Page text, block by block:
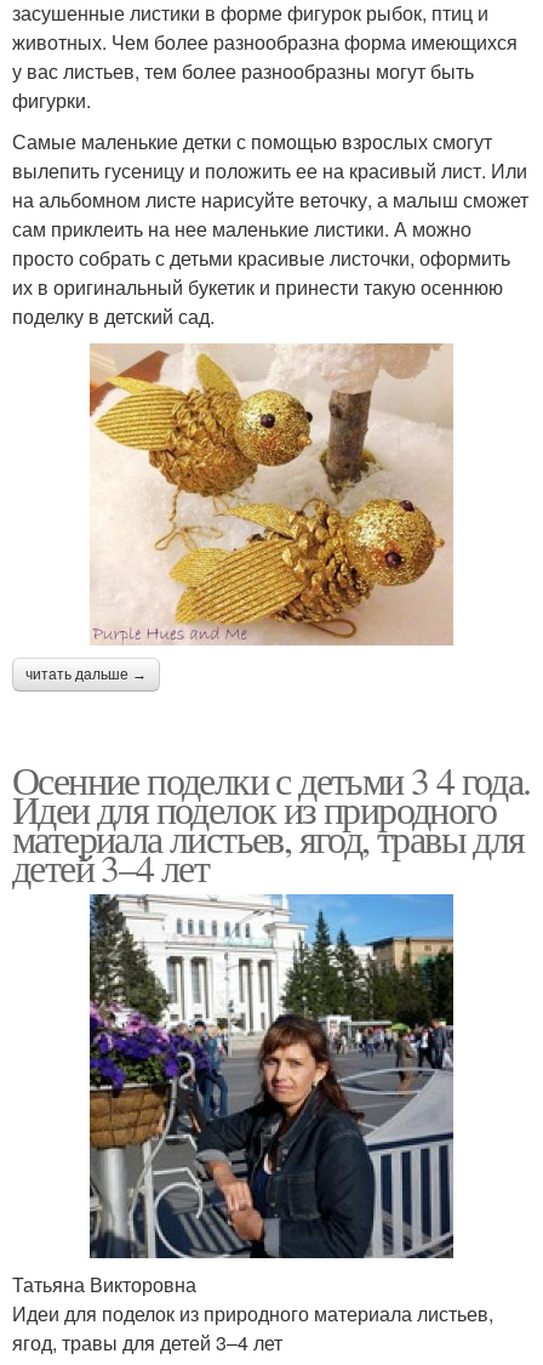
засушенные листики в форме фигурок рыбок, птиц и
животных. Чем более разнообразна форма имеющихся
у вас листьев, тем более разнообразны могут быть
фигурки.
Самые маленькие детки с помощью взрослых смогут
вылепить гусеницу и положить ее на красивый лист. Или
на альбомном листе нарисуйте веточку, а малыш сможет
сам приклеить на нее маленькие листики. А можно
просто собрать с детьми красивые листочки, оформить
их в оригинальный букетик и принести такую осеннюю
поделку в детский сад.
читать дальше →
Осенние поделки с детьми 3 4 года.
Идеи для поделок из природного
материала листьев, ягод, травы для
детей 3–4 лет
Татьяна Викторовна
Идеи для поделок из природного материала листьев,
ягод, травы для детей 3–4 лет